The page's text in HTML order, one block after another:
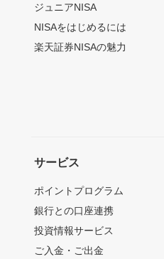
ジュニアNISA
NISAをはじめるには
楽天証券NISAの魅力
サービス
ポイントプログラム
銀行との口座連携
投資情報サービス
ご入金・ご出金